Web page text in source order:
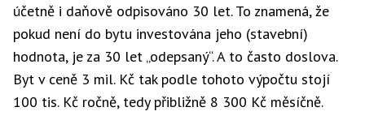
účetně i daňově odpisováno 30 let. To znamená, že
pokud není do bytu investována jeho (stavební)
hodnota, je za 30 let „odepsaný“. A to často doslova.
Byt v ceně 3 mil. Kč tak podle tohoto výpočtu stojí
100 tis. Kč ročně, tedy přibližně 8 300 Kč měsíčně.